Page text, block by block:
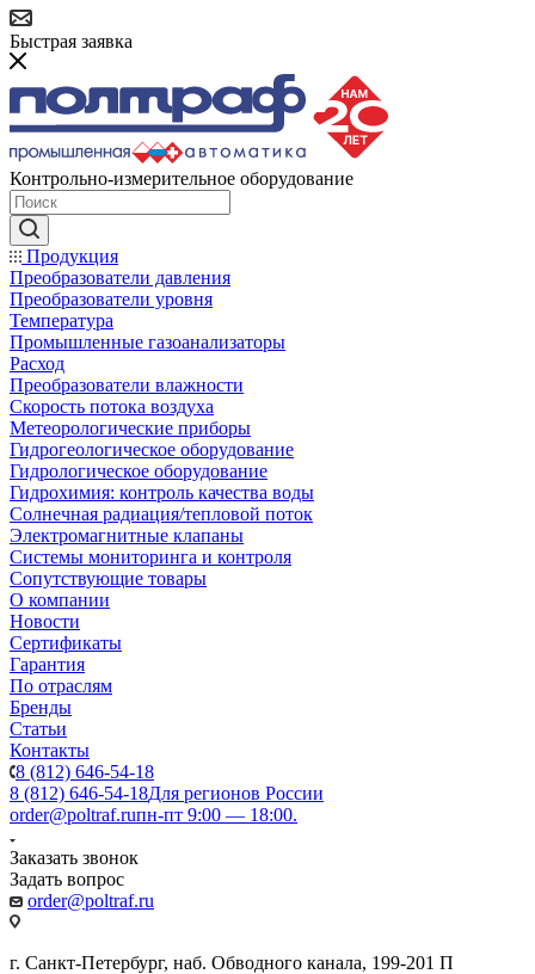
Быстрая заявка
Контрольно-измерительное оборудование
Продукция
Преобразователи давления
Преобразователи уровня
Температура
Промышленные газоанализаторы
Расход
Преобразователи влажности
Скорость потока воздуха
Метеорологические приборы
Гидрогеологическое оборудование
Гидрологическое оборудование
Гидрохимия: контроль качества воды
Солнечная радиация/тепловой поток
Электромагнитные клапаны
Системы мониторинга и контроля
Сопутствующие товары
О компании
Новости
Сертификаты
Гарантия
По отраслям
Бренды
Статьи
Контакты
8 (812) 646-54-18
8 (812) 646-54-18Для регионов России
order@poltraf.ruпн-пт 9:00 — 18:00.
Заказать звонок
Задать вопрос
order@poltraf.ru
г. Санкт-Петербург, наб. Обводного канала, 199-201 П